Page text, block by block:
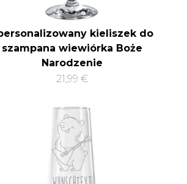
kieliszek do
szampana wiewiórka Boże
Narodzenie
21,99 €